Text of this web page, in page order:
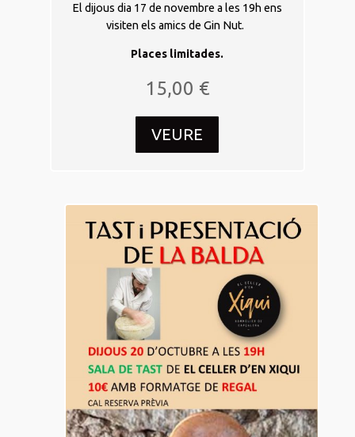
El dijous dia 17 de novembre a les 19h ens
visiten els amics de Gin Nut.
Places limitades.
15,00 €
VEURE
20